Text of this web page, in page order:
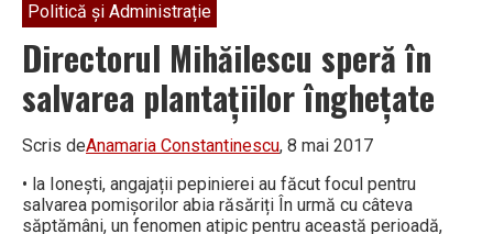
Politică și Administrație
Directorul Mihăilescu speră în
salvarea plantațiilor înghețate
Scris deAnamaria Constantinescu, 8 mai 2017
• la Ionești, angajații pepinierei au făcut focul pentru
salvarea pomișorilor abia răsăriți În urmă cu câteva
săptămâni, un fenomen atipic pentru această perioadă,